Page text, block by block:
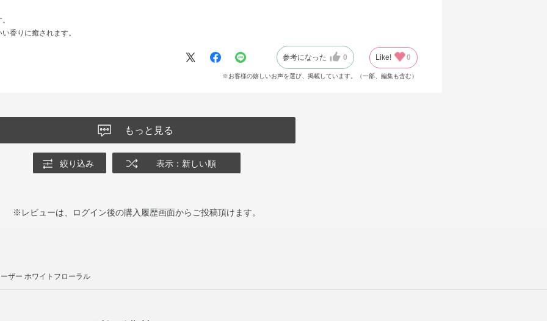
香りに癒されます。
参考になった 0 Like! 0
※お客様の嬉しいお声を選び、掲載しています。（一部、編集も含む）
もっと見る
絞り込み 表示：新しい順
※レビューは、ログイン後の購入履歴画面からご投稿頂けます。
ザー ホワイトフローラル